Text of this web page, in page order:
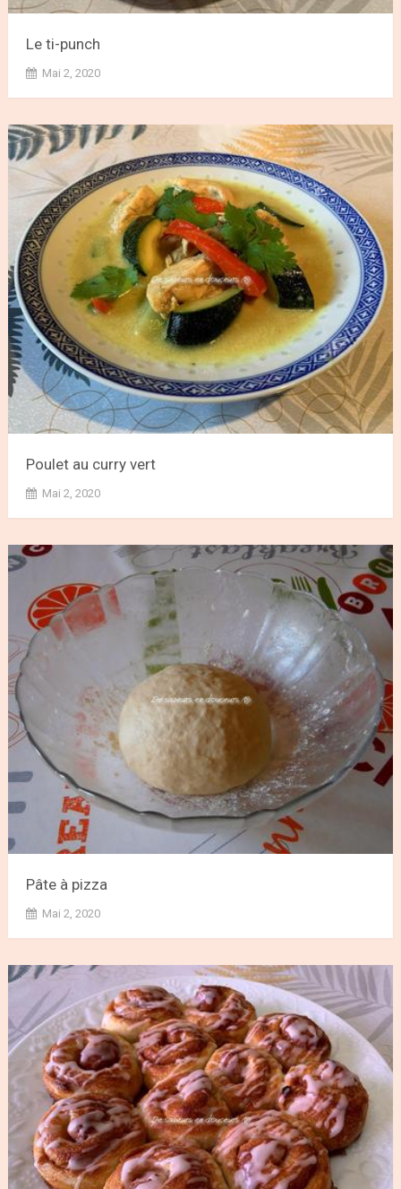
Le ti-punch
Mai 2, 2020
Poulet au curry vert
Mai 2, 2020
Pâte à pizza
Mai 2, 2020